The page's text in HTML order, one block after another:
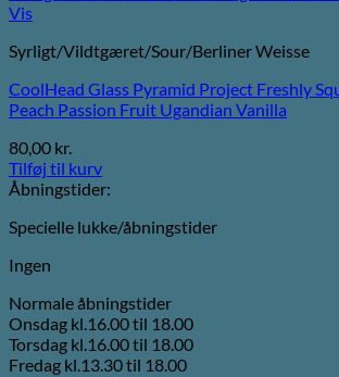
Vis
Syrligt/Vildtgæret/Sour/Berliner Weisse
CoolHead Glass Pyramid Project Freshly
Peach Passion Fruit Ugandian Vanilla
80,00 kr.
Tilføj til kurv
Åbningstider:
Specielle lukke/åbningstider
Ingen
Normale åbningstider
Onsdag kl.16.00 til 18.00
Torsdag kl.16.00 til 18.00
Fredag kl.13.30 til 18.00